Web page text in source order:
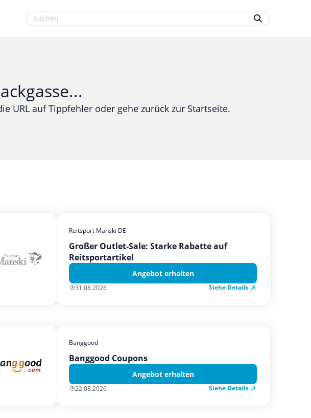
URL auf Tippfehler oder gehe zurück zur Startseite.
Reitsport Manski DE
Großer Outlet-Sale: Starke Rabatte auf
Reitsportartikel
Angebot erhalten
31.08.2026 Siehe Details
Banggood
Banggood Coupons
Angebot erhalten
22.08.2026 Siehe Details